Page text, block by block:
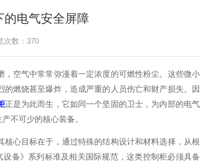
电气安全屏障
次数：370
空气中常常弥漫着一定浓度的可燃性粉尘。这些微小
燃烧甚至爆炸，造成严重的人员伤亡和财产损失。因
正是为此而生，它如同一个坚固的卫士，为内部的电气
不可少的核心装备。
心目标在于，通过特殊的结构设计和材料选择，从根
备》系列标准及相关国际规范，这类控制柜必须具备